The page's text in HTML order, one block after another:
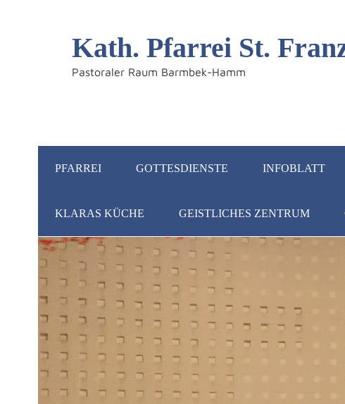
Kath. Pfarrei St.
Pastoraler Raum Barmbek-Hamm
PFARREI GOTTESDIENSTE INFOBLATT
KLARAS KÜCHE GEISTLICHES ZENTRUM